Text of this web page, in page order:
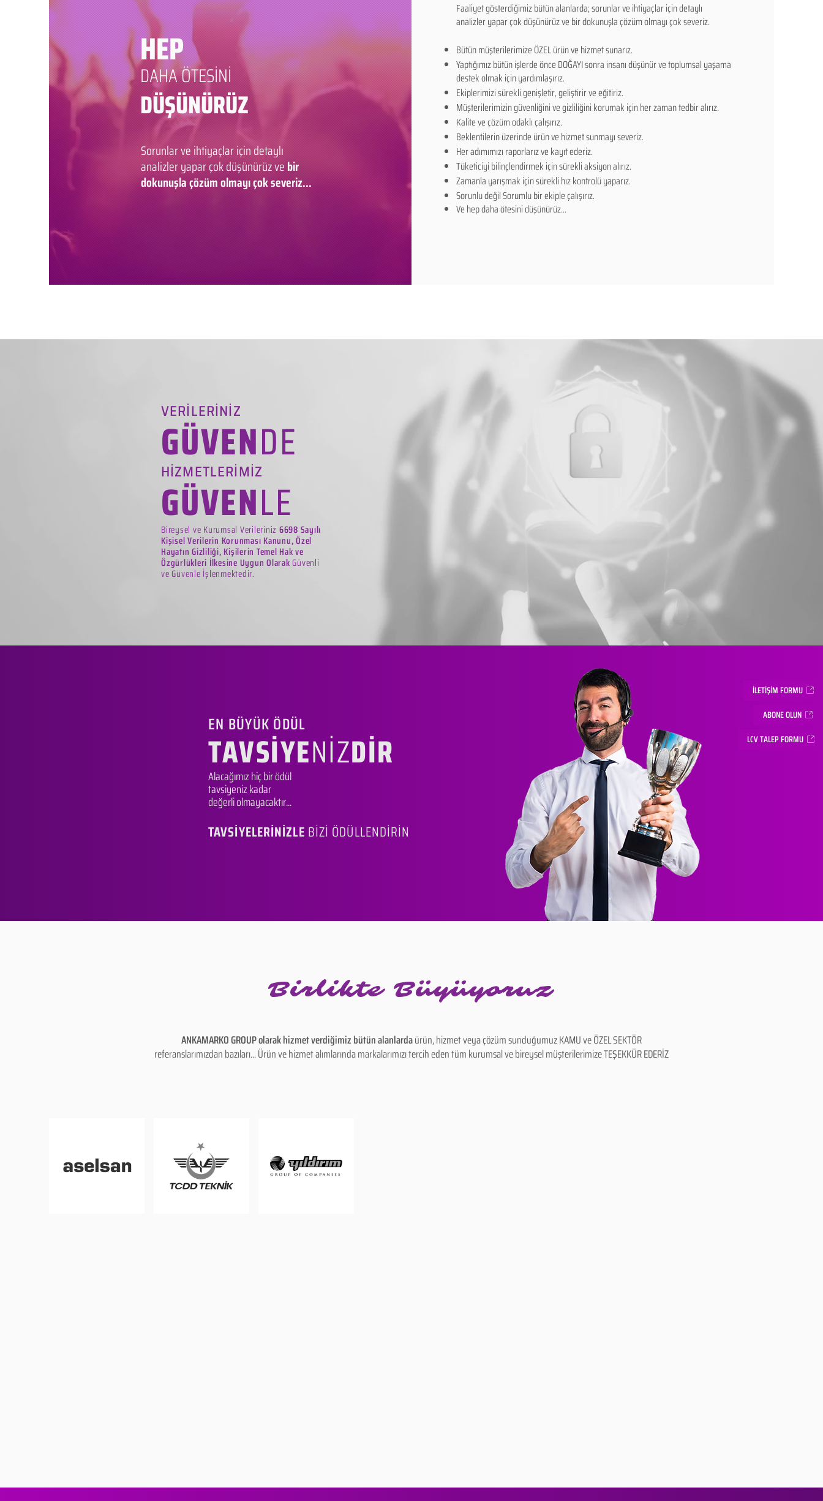
ABONE OLUN
LCV TALEP FORMU
İLETİŞİM FORMU
HEP
DAHA ÖTESİNİ
DÜŞÜNÜRÜZ
Sorunlar ve ihtiyaçlar için detaylı
analizler yapar çok düşünürüz vebir
dokunuşla çözüm olmayı çok severiz...
Faaliyet gösterdiğimiz bütün alanlarda; sorunlar ve ihtiyaçlar için detaylı
analizler yapar çok düşünürüz ve bir dokunuşla çözüm olmayı çok severiz.
Bütün müşterilerimize ÖZEL ürün ve hizmet sunarız.
Yaptığımız bütün işlerde önce DOĞAYI sonra insanı düşünür ve toplumsal yaşama
destek olmak için yardımlaşırız.
Ekiplerimizi sürekli genişletir, geliştirir ve eğitiriz.
Müşterilerimizin güvenliğini ve gizliliğini korumak için her zaman tedbir alırız.
Kalite ve çözüm odaklı çalışırız.​
Beklentilerin üzerinde ürün ve hizmet sunmayı severiz.
Her adımımızı raporlarız ve kayıt ederiz.
Tüketiciyi bilinçlendirmek için sürekli aksiyon alırız.
Zamanla yarışmak için sürekli hız kontrolü yaparız.
Sorunlu değil Sorumlu bir ekiple çalışırız.
Ve hep daha ötesini düşünürüz...
VERİLERİNİZ
GÜVENDE
HİZMETLERİMİZ
GÜVENLE
Bireysel ve Kurumsal Verileriniz 6698 Sayılı
Kişisel Verilerin Korunması Kanunu, Özel
Hayatın Gizliliği, Kişilerin Temel Hak ve
Özgürlükleri İlkesine Uygun OlarakGüvenli
ve Güvenle İşlenmektedir.
EN BÜYÜK ÖDÜL
TAVSİYENİZDİR
Alacağımız hiç bir ödül
tavsiyeniz kadar
değerli olmayacaktır...
TAVSİYELERİNİZLE BİZİ ÖDÜLLENDİRİN
Birlikte Büyüyoruz
ANKAMARKO GROUP olarak hizmet verdiğimiz bütün alanlardaürün, hizmet veya çözüm sunduğumuz KAMU ve ÖZEL SEKTÖR
referanslarımızdan bazıları... Ürün ve hizmet alımlarında markalarımızı tercih eden tüm kurumsal ve bireysel müşterilerimize TEŞEKKÜR EDERİZ